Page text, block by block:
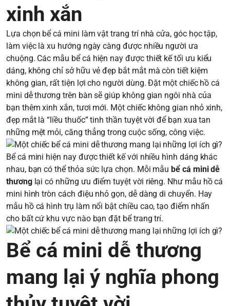
xinh xắn
Lựa chọn bể cá mini làm vật trang trí nhà cửa, góc học tập,
làm việc là xu hướng ngày càng được nhiều người ưa
chuộng. Các mẫu bể cá hiện nay được thiết kế tối ưu kiểu
dáng, không chỉ sở hữu vẻ đẹp bắt mắt mà còn tiết kiệm
không gian, rất tiện lợi cho người dùng. Đặt một chiếc hồ cá
mini dễ thương trên bàn sẽ giúp không gian ngôi nhà của
bạn thêm xinh xắn, tươi mới. Một chiếc không gian nhỏ xinh,
đẹp mắt là “liều thuốc” tinh thần tuyệt vời để bạn xua tan
những mệt mỏi, căng thẳng trong cuộc sống, công việc.
Bể cá mini hiện nay được thiết kế với nhiều hình dáng khác
nhau, bạn có thể thỏa sức lựa chọn. Mỗi mẫu bể cá mini dễ
thươnglại có những ưu điểm tuyệt vời riêng. Như mẫu hồ cá
mini hình tròn cách điệu nhỏ gọn, dễ dàng di chuyển. Hay
mẫu hồ cá hình trụ làm nổi bật chiều cao, tạo điểm nhấn
cho bất cứ khu vực nào bạn đặt bể trang trí.
Bể cá mini dễ thương
mang lại ý nghĩa phong